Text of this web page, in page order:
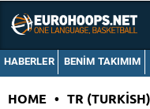
HABERLER BENIM TAKIMIM
HOME • TR (TURKISH)